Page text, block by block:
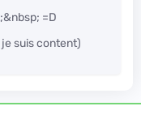
=D
je suis content)